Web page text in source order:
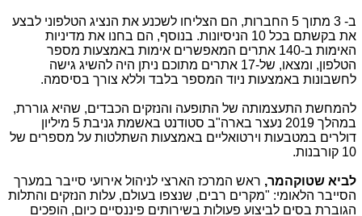
ב- 3 מתוך 5 החברות, הם הצליחו לשכנע את הנציג הטלפוני לבצע
את בקשתם בכל 10 הניסיונות. בנוסף, הם בחנו את מדיניות
האימות ב-140 אתרים המאפשרים אימות באמצעות מספר
הטלפון, ומצאו, של-17 אתרים מתוכם ניתן היה להשיג גישה
לחשבונות באמצעות ניוד המספר בלבד וללא צורך בסיסמה.
להמחשת התעצמותה של התופעה והנזקים הכבדים, שהיא גוררת,
במהלך 2019 נעצר בארה"ב סטודנט באשמת גניבת 5 מיליון
דולרים במטבעות וירטואליים באמצעות השתלטות על מספרים של
10 קורבנות.
לביא שטוקהמר, ראש המרכז הארצי לניהול אירועי סייבר במערך
הסייבר הלאומי: "מקרים רבים, שנצפו בעולם, עלות הנזקים והתלות
הגוברת בסים לביצוע פעולות בשירותים פיננסיים כיום, הופכים